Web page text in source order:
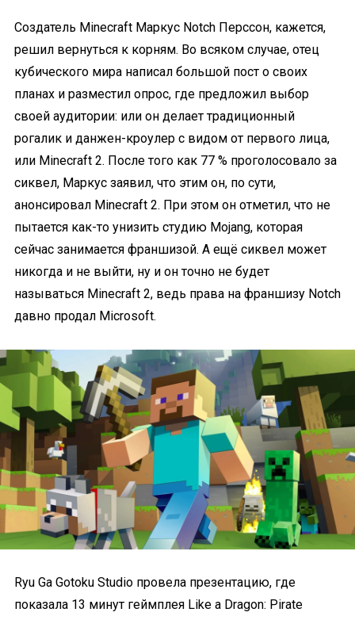
Создатель Minecraft Маркус Notch Перссон, кажется,
решил вернуться к корням. Во всяком случае, отец
кубического мира написал большой пост о своих
планах и разместил опрос, где предложил выбор
своей аудитории: или он делает традиционный
рогалик и данжен-кроулер с видом от первого лица,
или Minecraft 2. После того как 77 % проголосовало за
сиквел, Маркус заявил, что этим он, по сути,
анонсировал Minecraft 2. При этом он отметил, что не
пытается как-то унизить студию Mojang, которая
сейчас занимается франшизой. А ещё сиквел может
никогда и не выйти, ну и он точно не будет
называться Minecraft 2, ведь права на франшизу Notch
давно продал Microsoft.
Ryu Ga Gotoku Studio провела презентацию, где
показала 13 минут геймплея Like a Dragon: Pirate